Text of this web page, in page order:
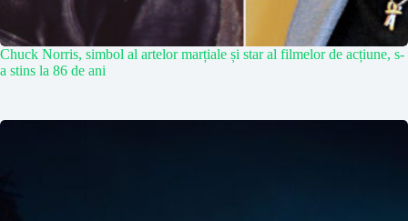
Chuck Norris, simbol al artelor marțiale și star al filmelor de acțiune, s-
a stins la 86 de ani